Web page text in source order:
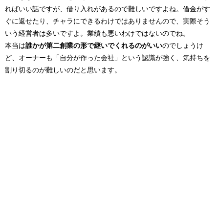
ればいい話ですが、借り入れがあるので難しいですよね。借金がす
ぐに返せたり、チャラにできるわけではありませんので、実際そう
いう経営者は多いですよ。業績も悪いわけではないのでね。
本当は誰かが第二創業の形で継いでくれるのがいいのでしょうけ
ど、オーナーも「自分が作った会社」という認識が強く、気持ちを
割り切るのが難しいのだと思います。